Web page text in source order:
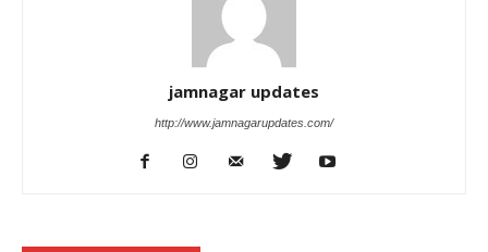
jamnagar updates
http://www.jamnagarupdates.com/